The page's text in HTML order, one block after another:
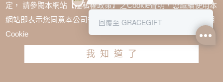
韓系素面車線方跟短靴 米白
定， 請參閱本網站【隱私權政策】之Cookie聲明，您繼續使用本
網站即表示您同意本公司得按本網站使用條款之Cookie聲明使用
Cookie
我知道了
回覆至 GRACEGIFT